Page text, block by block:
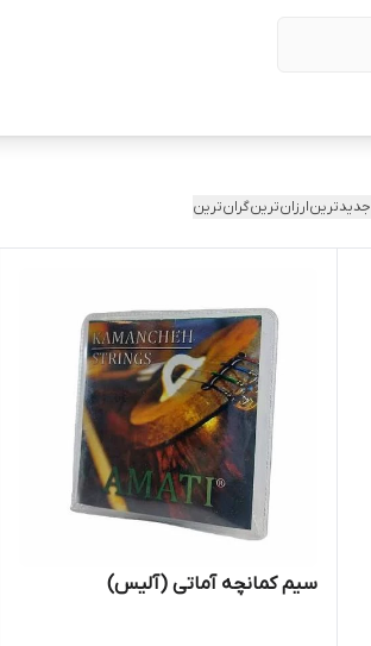
جدیدترینارزان‌ترینگران‌ترین
سیم کمانچه آماتی (آلیس)